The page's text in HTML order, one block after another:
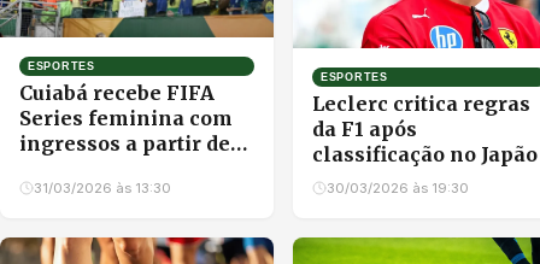
ESPORTES
Cuiabá recebe FIFA
Series feminina com
ingressos a partir de
31/03/2026 às 13:30
ESPORTES
Leclerc critica regras
da F1 após
classificação no Japão
30/03/2026 às 19:30